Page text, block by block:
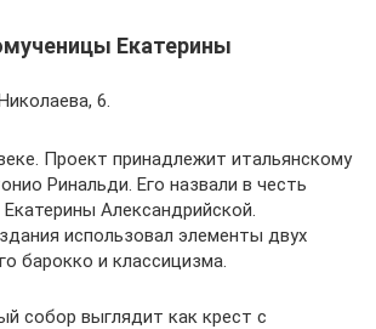
Екатерины
6.
Проект принадлежит итальянскому
Ринальди. Его назвали в честь
Александрийской.
использовал элементы двух
барокко и классицизма.
собор выглядит как крест с